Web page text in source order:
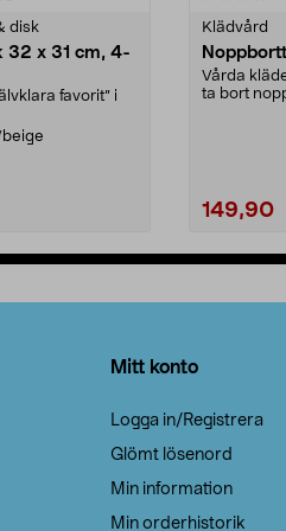
disk
32 x 31 cm, 4-
favorit” i
Klädvård
Vårda
ta bort
149,90
Mitt konto
Logga in/Registrera
Glömt lösenord
Min information
Min orderhistorik